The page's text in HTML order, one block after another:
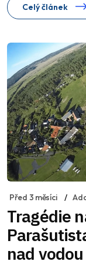
Celý článek
Před 3 měsíci
Tragédie
nad